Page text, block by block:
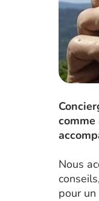
Nous
pour